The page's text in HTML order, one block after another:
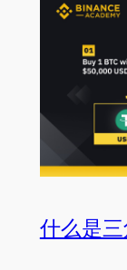
什么是